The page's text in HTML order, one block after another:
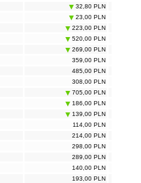
32,80 PLN
23,00 PLN
223,00 PLN
520,00 PLN
269,00 PLN
359,00 PLN
485,00 PLN
308,00 PLN
705,00 PLN
186,00 PLN
139,00 PLN
114,00 PLN
214,00 PLN
298,00 PLN
289,00 PLN
140,00 PLN
193,00 PLN